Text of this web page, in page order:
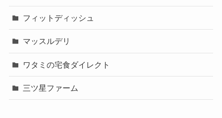
フィットディッシュ
マッスルデリ
ワタミの宅食ダイレクト
三ツ星ファーム